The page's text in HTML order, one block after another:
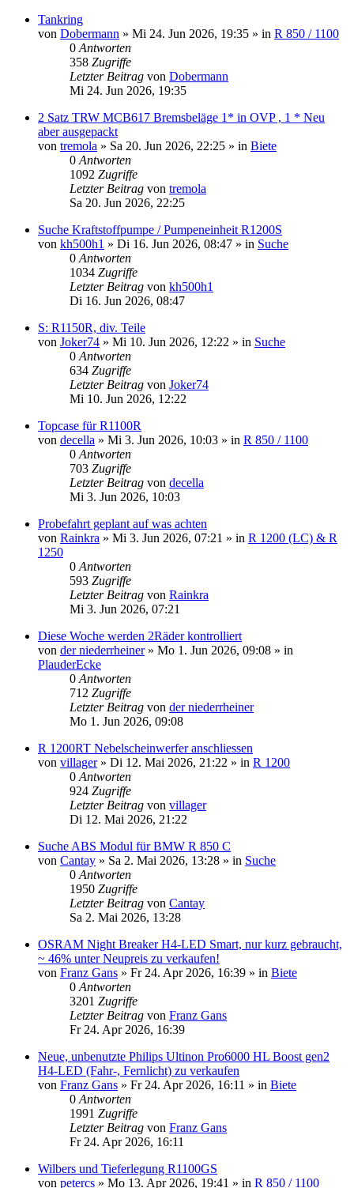
Tankring
von Dobermann » Mi 24. Jun 2026, 19:35 » in R 850 / 1100
0 Antworten
358 Zugriffe
Letzter Beitrag von Dobermann
Mi 24. Jun 2026, 19:35
2 Satz TRW MCB617 Bremsbeläge 1* in OVP , 1 * Neu
aber ausgepackt
von tremola » Sa 20. Jun 2026, 22:25 » in Biete
0 Antworten
1092 Zugriffe
Letzter Beitrag von tremola
Sa 20. Jun 2026, 22:25
Suche Kraftstoffpumpe / Pumpeneinheit R1200S
von kh500h1 » Di 16. Jun 2026, 08:47 » in Suche
0 Antworten
1034 Zugriffe
Letzter Beitrag von kh500h1
Di 16. Jun 2026, 08:47
S: R1150R, div. Teile
von Joker74 » Mi 10. Jun 2026, 12:22 » in Suche
0 Antworten
634 Zugriffe
Letzter Beitrag von Joker74
Mi 10. Jun 2026, 12:22
Topcase für R1100R
von decella » Mi 3. Jun 2026, 10:03 » in R 850 / 1100
0 Antworten
703 Zugriffe
Letzter Beitrag von decella
Mi 3. Jun 2026, 10:03
Probefahrt geplant auf was achten
von Rainkra » Mi 3. Jun 2026, 07:21 » in R 1200 (LC) & R
1250
0 Antworten
593 Zugriffe
Letzter Beitrag von Rainkra
Mi 3. Jun 2026, 07:21
Diese Woche werden 2Räder kontrolliert
von der niederrheiner» Mo 1. Jun 2026, 09:08 » in
PlauderEcke
0 Antworten
712 Zugriffe
Letzter Beitrag von der niederrheiner
Mo 1. Jun 2026, 09:08
R 1200RT Nebelscheinwerfer anschliessen
von villager» Di 12. Mai 2026, 21:22 » in R 1200
0 Antworten
924 Zugriffe
Letzter Beitrag von villager
Di 12. Mai 2026, 21:22
Suche ABS Modul für BMW R 850 C
von Cantay » Sa 2. Mai 2026, 13:28 » in Suche
0 Antworten
1950 Zugriffe
Letzter Beitrag von Cantay
Sa 2. Mai 2026, 13:28
OSRAM Night Breaker H4-LED Smart, nur kurz gebraucht,
~ 46% unter Neupreis zu verkaufen!
von Franz Gans » Fr 24. Apr 2026, 16:39 » in Biete
0 Antworten
3201 Zugriffe
Letzter Beitrag von Franz Gans
Fr 24. Apr 2026, 16:39
Neue, unbenutzte Philips Ultinon Pro6000 HL Boost gen2
H4-LED (Fahr-, Fernlicht) zu verkaufen
von Franz Gans » Fr 24. Apr 2026, 16:11 » in Biete
0 Antworten
1991 Zugriffe
Letzter Beitrag von Franz Gans
Fr 24. Apr 2026, 16:11
Wilbers und Tieferlegung R1100GS
von petercs » Mo 13. Apr 2026, 19:41 » in R 850 / 1100